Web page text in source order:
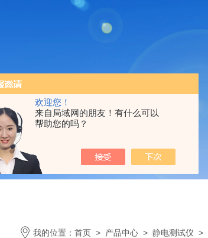
欢迎您！
来自局域网的朋友！有什么可以
帮助您的吗？
我的位置：首页 > 产品中心 >静电测试仪 >